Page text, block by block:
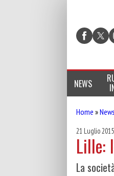
NEWS
Home »News
21 Luglio 2015
Lille:
La